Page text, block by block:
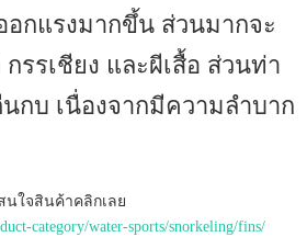
อกแรงมากขึ้น ส่วนมากจะ
รรเชียง และผีเสื้อ ส่วนท่า
กบ เนื่องจากมีความลำบาก
นใจสินค้าคลิกเลย
category/water-sports/snorkeling/fins/